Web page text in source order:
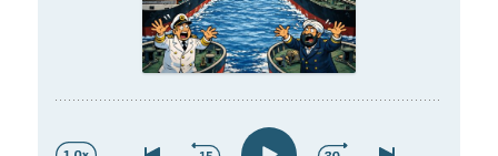
ng